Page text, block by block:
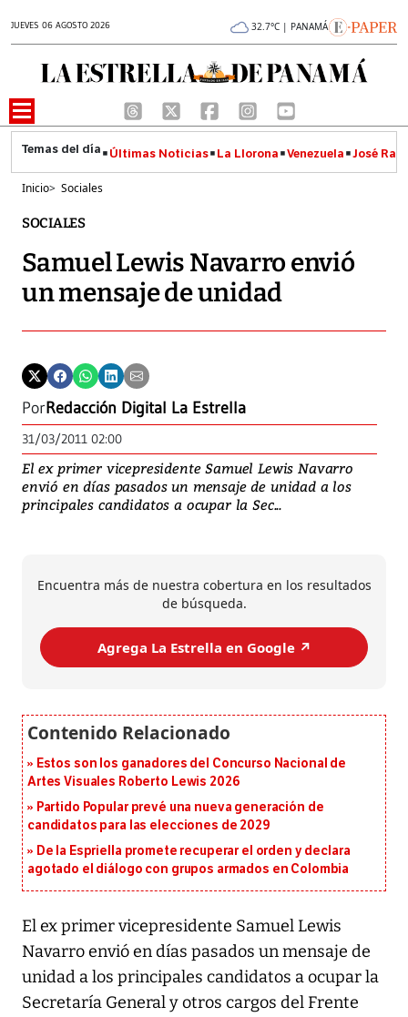
JUEVES 06 AGOSTO 2026 32.7°C | PANAMÁ
Últimas Noticias La Llorona Venezuela José
Inicio> Sociales
SOCIALES
Samuel Lewis Navarro envió
un mensaje de unidad
PorRedacción Digital La Estrella
31/03/2011 02:00
El ex primer vicepresidente Samuel Lewis Navarro
envió en días pasados un mensaje de unidad a los
principales candidatos a ocupar la Sec...
Encuentra más de nuestra cobertura en los resultados
de búsqueda.
Agrega La Estrella en Google ↗️
Estos son los ganadores del Concurso Nacional de
Artes Visuales Roberto Lewis 2026
Partido Popular prevé una nueva generación de
candidatos para las elecciones de 2029
De la Espriella promete recuperar el orden y declara
agotado el diálogo con grupos armados en Colombia
El ex primer vicepresidente Samuel Lewis
Navarro envió en días pasados un mensaje de
unidad a los principales candidatos a ocupar la
Secretaría General y otros cargos del Frente